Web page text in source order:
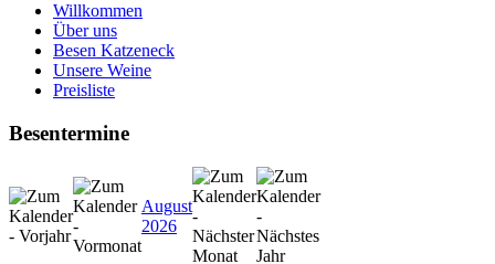
Willkommen
Über uns
Besen Katzeneck
Unsere Weine
Preisliste
Besentermine
August
2026